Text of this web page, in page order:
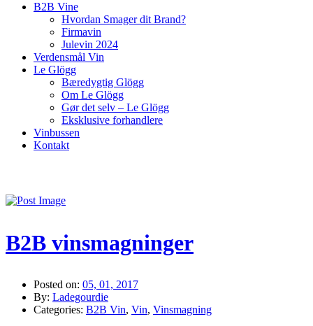
B2B Vine
Hvordan Smager dit Brand?
Firmavin
Julevin 2024
Verdensmål Vin
Le Glögg
Bæredygtig Glögg
Om Le Glögg
Gør det selv – Le Glögg
Eksklusive forhandlere
Vinbussen
Kontakt
B2B vinsmagninger
Posted on: 05, 01, 2017
By: Ladegourdie
Categories: B2B Vin, Vin, Vinsmagning